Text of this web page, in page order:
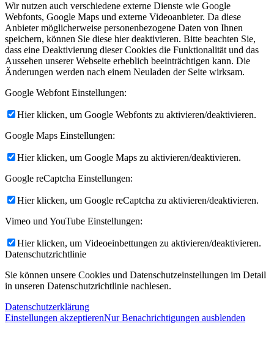
Wir nutzen auch verschiedene externe Dienste wie Google
Webfonts, Google Maps und externe Videoanbieter. Da diese
Anbieter möglicherweise personenbezogene Daten von Ihnen
speichern, können Sie diese hier deaktivieren. Bitte beachten Sie,
dass eine Deaktivierung dieser Cookies die Funktionalität und das
Aussehen unserer Webseite erheblich beeinträchtigen kann. Die
Änderungen werden nach einem Neuladen der Seite wirksam.
Google Webfont Einstellungen:
Hier klicken, um Google Webfonts zu aktivieren/deaktivieren.
Google Maps Einstellungen:
Hier klicken, um Google Maps zu aktivieren/deaktivieren.
Google reCaptcha Einstellungen:
Hier klicken, um Google reCaptcha zu aktivieren/deaktivieren.
Vimeo und YouTube Einstellungen:
Hier klicken, um Videoeinbettungen zu aktivieren/deaktivieren.
Datenschutzrichtlinie
Sie können unsere Cookies und Datenschutzeinstellungen im Detail
in unseren Datenschutzrichtlinie nachlesen.
Datenschutzerklärung
Einstellungen akzeptierenNur Benachrichtigungen ausblenden